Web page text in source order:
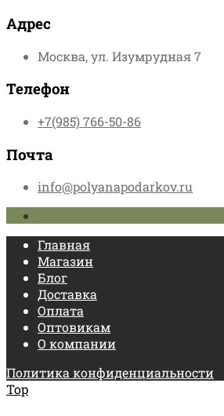
Адрес
Москва, ул. Изумрудная 7
Телефон
+7(985) 766-50-86
Почта
info@polyanapodarkov.ru
Главная
Магазин
Блог
Доставка
Оплата
Оптовикам
О компании
Политика конфиденциальности
Top